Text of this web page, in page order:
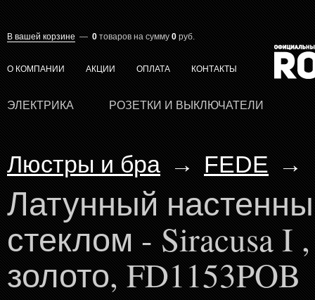
В вашей корзине — 0 товаров на сумму 0 руб.
О КОМПАНИИ АКЦИИ ОПЛАТА КОНТАКТЫ
ЭЛЕКТРИКА РОЗЕТКИ И ВЫКЛЮЧАТЕЛИ
Люстры и бра → FEDE →
Латунный
стеклом - Siracusa I
золото, FD1153POB